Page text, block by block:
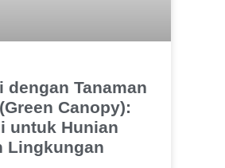
dengan Tanaman
Canopy):
untuk Hunian
Lingkungan